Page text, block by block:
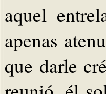
aquel
apenas
que darle